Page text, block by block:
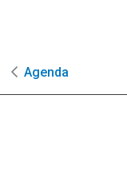
Agenda